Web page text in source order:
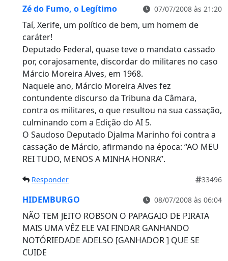
Zé do Fumo, o Legítimo 07/07/2008 às 21:20
Taí, Xerife, um político de bem, um homem de
caráter!
Deputado Federal, quase teve o mandato cassado
por, corajosamente, discordar do militares no caso
Márcio Moreira Alves, em 1968.
Naquele ano, Márcio Moreira Alves fez
contundente discurso da Tribuna da Câmara,
contra os militares, o que resultou na sua cassação,
culminando com a Edição do AI 5.
O Saudoso Deputado Djalma Marinho foi contra a
cassação de Márcio, afirmando na época: “AO MEU
REI TUDO, MENOS A MINHA HONRA”.
Responder 33496
HIDEMBURGO 08/07/2008 às 06:04
NÃO TEM JEITO ROBSON O PAPAGAIO DE PIRATA
MAIS UMA VÊZ ELE VAI FINDAR GANHANDO
NOTÓRIEDADE ADELSO [GANHADOR ] QUE SE
CUIDE